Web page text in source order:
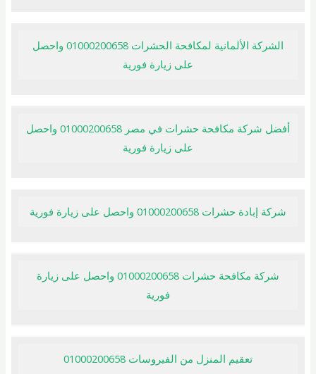
الشركة الألمانية لمكافحة الحشرات 01000200658 واحصل
على زيارة فورية
أفضل شركة مكافحة حشرات في مصر 01000200658 واحصل
على زيارة فورية
شركة إبادة حشرات 01000200658 واحصل على زيارة فورية
شركة مكافحة حشرات 01000200658 واحصل على زيارة
فورية
تعقيم المنزل من الفيروسات 01000200658